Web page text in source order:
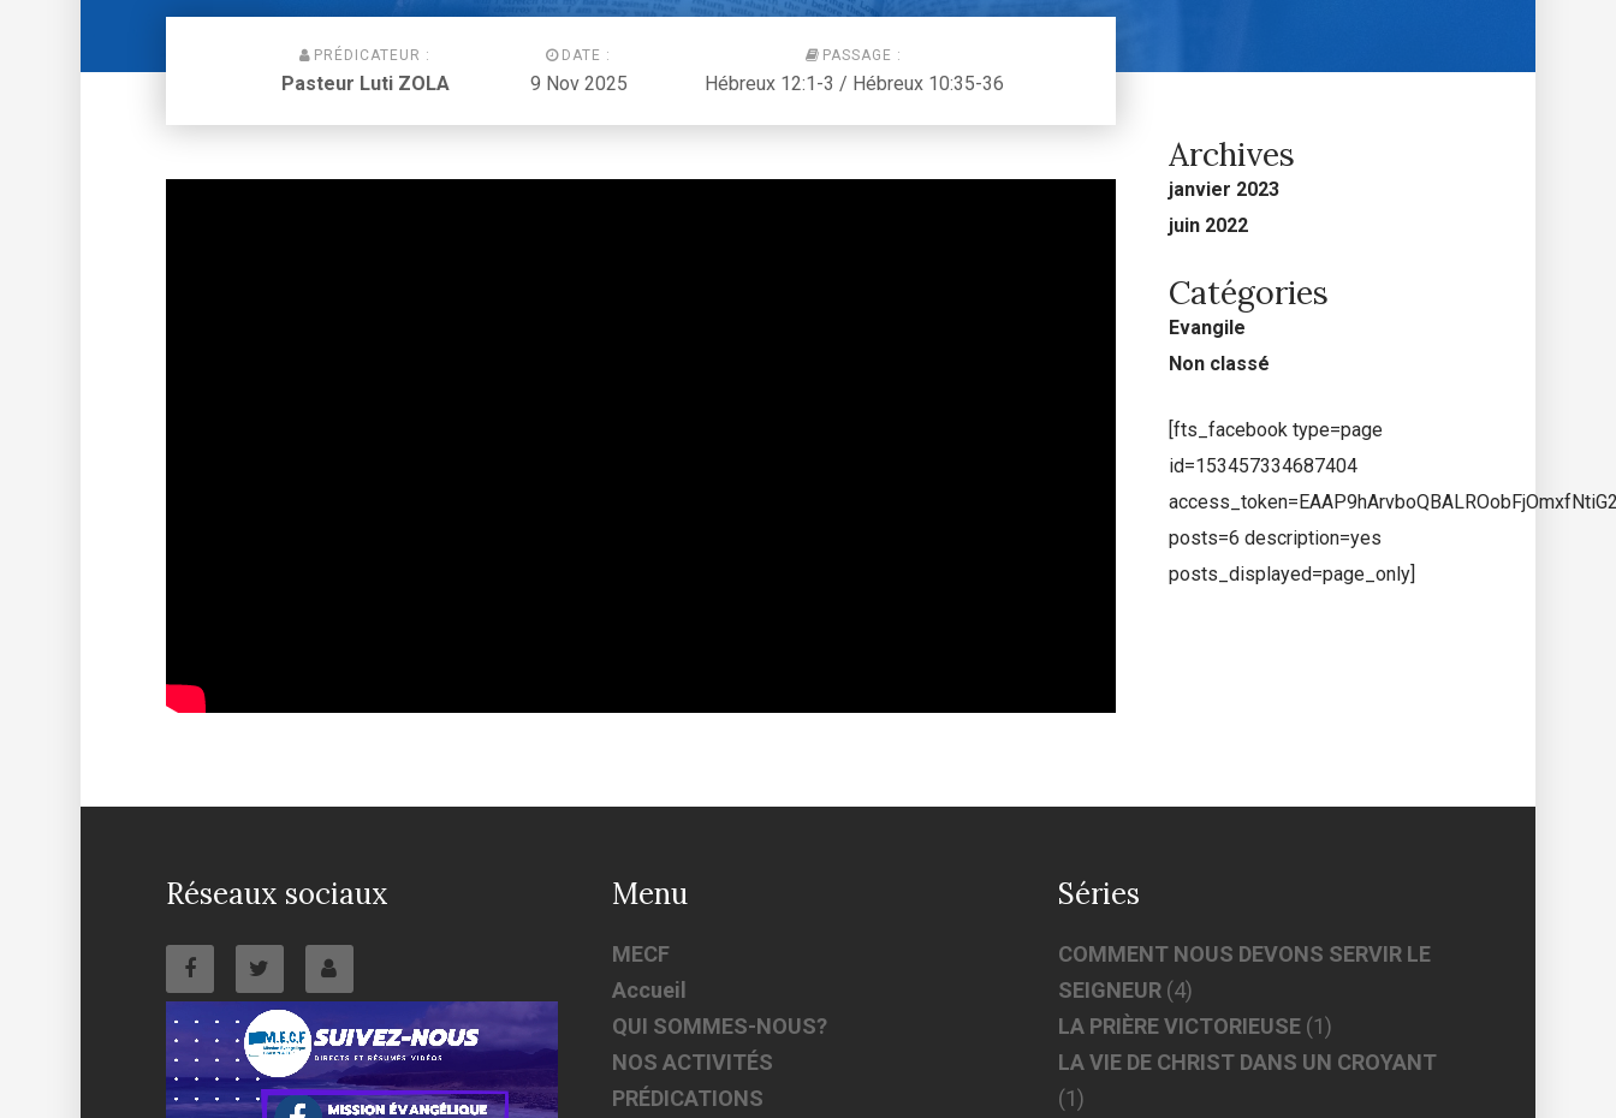
PRÉDICATEUR :
Pasteur Luti ZOLA
DATE :
9 Nov 2025
PASSAGE :
Hébreux 12:1-3 / Hébreux 10:35-36
Archives
janvier 2023
juin 2022
Catégories
Evangile
Non classé
[fts_facebook type=page
id=153457334687404
posts=6 description=yes
posts_displayed=page_only]
Réseaux sociaux Menu
MECF
Accueil
QUI SOMMES-NOUS?
NOS ACTIVITÉS
PRÉDICATIONS
Séries
COMMENT NOUS DEVONS SERVIR LE
SEIGNEUR(4)
LA PRIÈRE VICTORIEUSE(1)
LA VIE DE CHRIST DANS UN CROYANT
(1)